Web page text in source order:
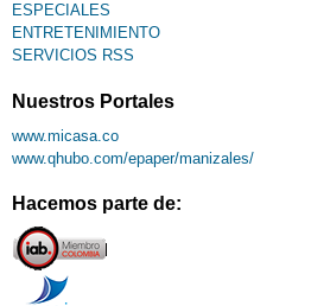
ESPECIALES
ENTRETENIMIENTO
SERVICIOS RSS
Nuestros Portales
www.micasa.co
www.qhubo.com/epaper/manizales/
Hacemos parte de: